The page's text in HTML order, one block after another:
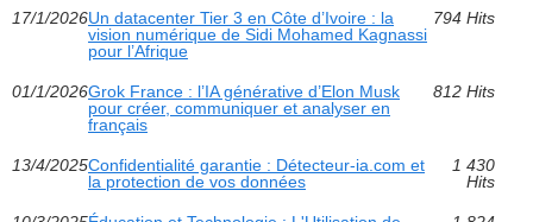
17/1/2026Un datacenter Tier 3 en Côte d’Ivoire : la
vision numérique de Sidi Mohamed Kagnassi
pour l’Afrique
794 Hits
01/1/2026Grok France : l’IA générative d’Elon Musk
pour créer, communiquer et analyser en
français
812 Hits
13/4/2025Confidentialité garantie : Détecteur-ia.com et
la protection de vos données
1 430
Hits